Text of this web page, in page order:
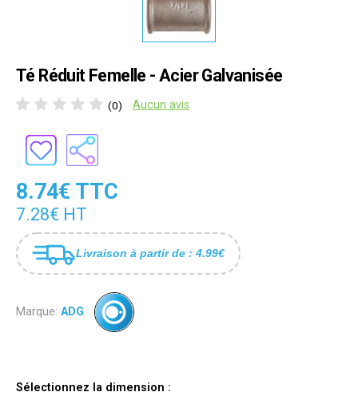
Té Réduit Femelle - Acier Galvanisée
(0) Aucun avis
8.74€ TTC
7.28€ HT
Livraison à partir de : 4.99€
Marque: ADG
Sélectionnez la dimension :